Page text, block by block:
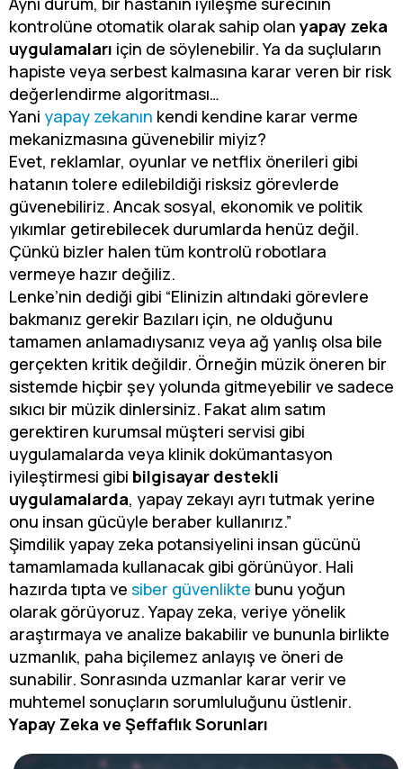
kontrolüne otomatik olarak sahip olan yapay zeka
uygulamaları için de söylenebilir. Ya da suçluların
hapiste veya serbest kalmasına karar veren bir risk
değerlendirme algoritması…
Yani yapay zekanın kendi kendine karar verme
mekanizmasına güvenebilir miyiz?
Evet, reklamlar, oyunlar ve netflix önerileri gibi
hatanın tolere edilebildiği risksiz görevlerde
güvenebiliriz. Ancak sosyal, ekonomik ve politik
yıkımlar getirebilecek durumlarda henüz değil.
Çünkü bizler halen tüm kontrolü robotlara
vermeye hazır değiliz.
Lenke’nin dediği gibi “Elinizin altındaki görevlere
bakmanız gerekir Bazıları için, ne olduğunu
tamamen anlamadıysanız veya ağ yanlış olsa bile
gerçekten kritik değildir. Örneğin müzik öneren bir
sistemde hiçbir şey yolunda gitmeyebilir ve sadece
sıkıcı bir müzik dinlersiniz. Fakat alım satım
gerektiren kurumsal müşteri servisi gibi
uygulamalarda veya klinik dokümantasyon
iyileştirmesi gibi bilgisayar destekli
uygulamalarda, yapay zekayı ayrı tutmak yerine
onu insan gücüyle beraber kullanırız.”
Şimdilik yapay zeka potansiyelini insan gücünü
tamamlamada kullanacak gibi görünüyor. Hali
hazırda tıpta ve siber güvenlikte bunu yoğun
olarak görüyoruz. Yapay zeka, veriye yönelik
araştırmaya ve analize bakabilir ve bununla birlikte
uzmanlık, paha biçilemez anlayış ve öneri de
sunabilir. Sonrasında uzmanlar karar verir ve
muhtemel sonuçların sorumluluğunu üstlenir.
Yapay Zeka ve Şeffaflık Sorunları